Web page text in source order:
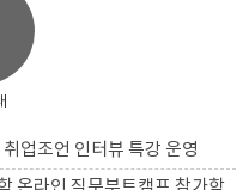
업조언 인터뷰 특강 운영